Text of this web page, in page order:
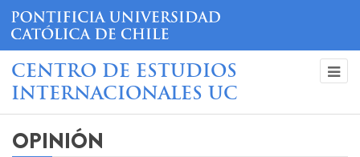
CENTRO DE ESTUDIOS
INTERNACIONALES UC
OPINIÓN